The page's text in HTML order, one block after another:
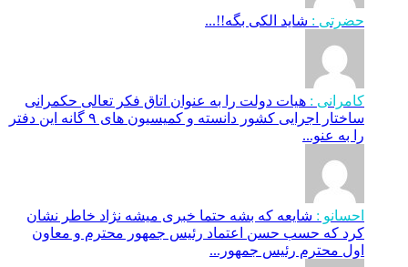
حضرتی : شاید الکی بگه!!...
کامرانی : هیات دولت را به عنوان اتاق فکر تعالی حکمرانی
ساختار اجرایی کشور دانسته و کمیسیون های ۹ گانه این دفتر
را به عنو...
احسانو : شایعه که بشه حتما خبری میشه نژاد خاطر نشان
کرد که حسب حسن اعتماد رئیس جمهور محترم و معاون
اول محترم رئیس جمهور...